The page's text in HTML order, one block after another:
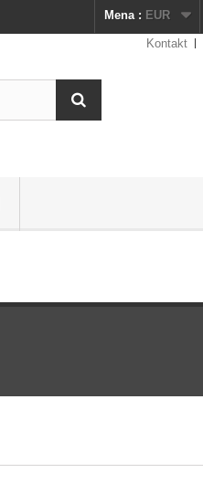
Mena : EUR
Kontakt